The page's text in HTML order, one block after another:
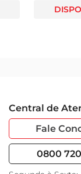
Central de
Fale
0800 720